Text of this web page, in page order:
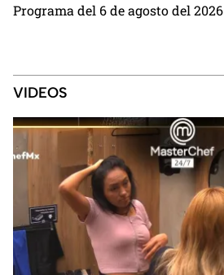
Programa del 6 de agosto del 2026
VIDEOS